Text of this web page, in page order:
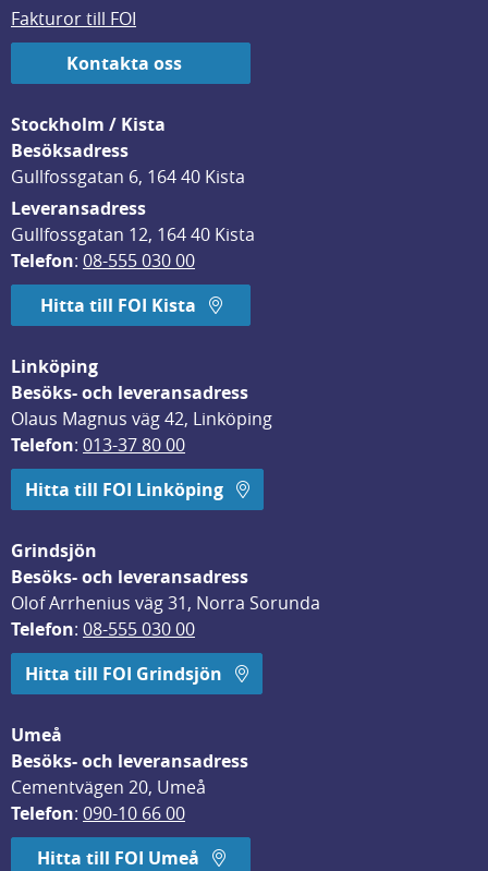
Fakturor till FOI
Kontakta oss
Stockholm / Kista
Besöksadress
Gullfossgatan 6, 164 40 Kista
Leveransadress
Gullfossgatan 12, 164 40 Kista
Telefon: 08-555 030 00
Hitta till FOI Kista
Linköping
Besöks- och leveransadress
Olaus Magnus väg 42, Linköping
Telefon: 013-37 80 00
Hitta till FOI Linköping
Grindsjön
Besöks- och leveransadress
Olof Arrhenius väg 31, Norra Sorunda
Telefon: 08-555 030 00
Hitta till FOI Grindsjön
Umeå
Besöks- och leveransadress
Cementvägen 20, Umeå
Telefon: 090-10 66 00
Hitta till FOI Umeå